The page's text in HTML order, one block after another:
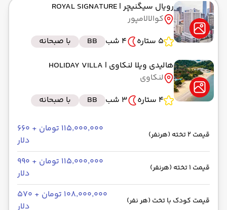
رویال سیگنیچر| ROYAL SIGNATURE
کوالالامپور
5 ستاره
4 شب BB
با صبحانه
هالیدی ویلا لنکاوی | HOLIDAY VILLA
لنکاوی
4 ستاره
3 شب BB با صبحانه
قیمت 2 تخته (هرنفر)
۱۱۵٬۰۰۰٬۰۰۰ تومان + ۶۶۰
دلار
قیمت 1 تخته (هرنفر)
۱۱۵٬۰۰۰٬۰۰۰ تومان + ۹۹۰
دلار
قیمت کودک با تخت (هر نفر)
۱۰۸٬۰۰۰٬۰۰۰ تومان + ۵۷۰
دلار